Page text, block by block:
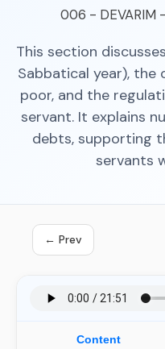
006 - DEVARIM -
This section
Sabbatical year),
poor, and the
servant. It explains
debts, supporting
servants
← Prev
Content